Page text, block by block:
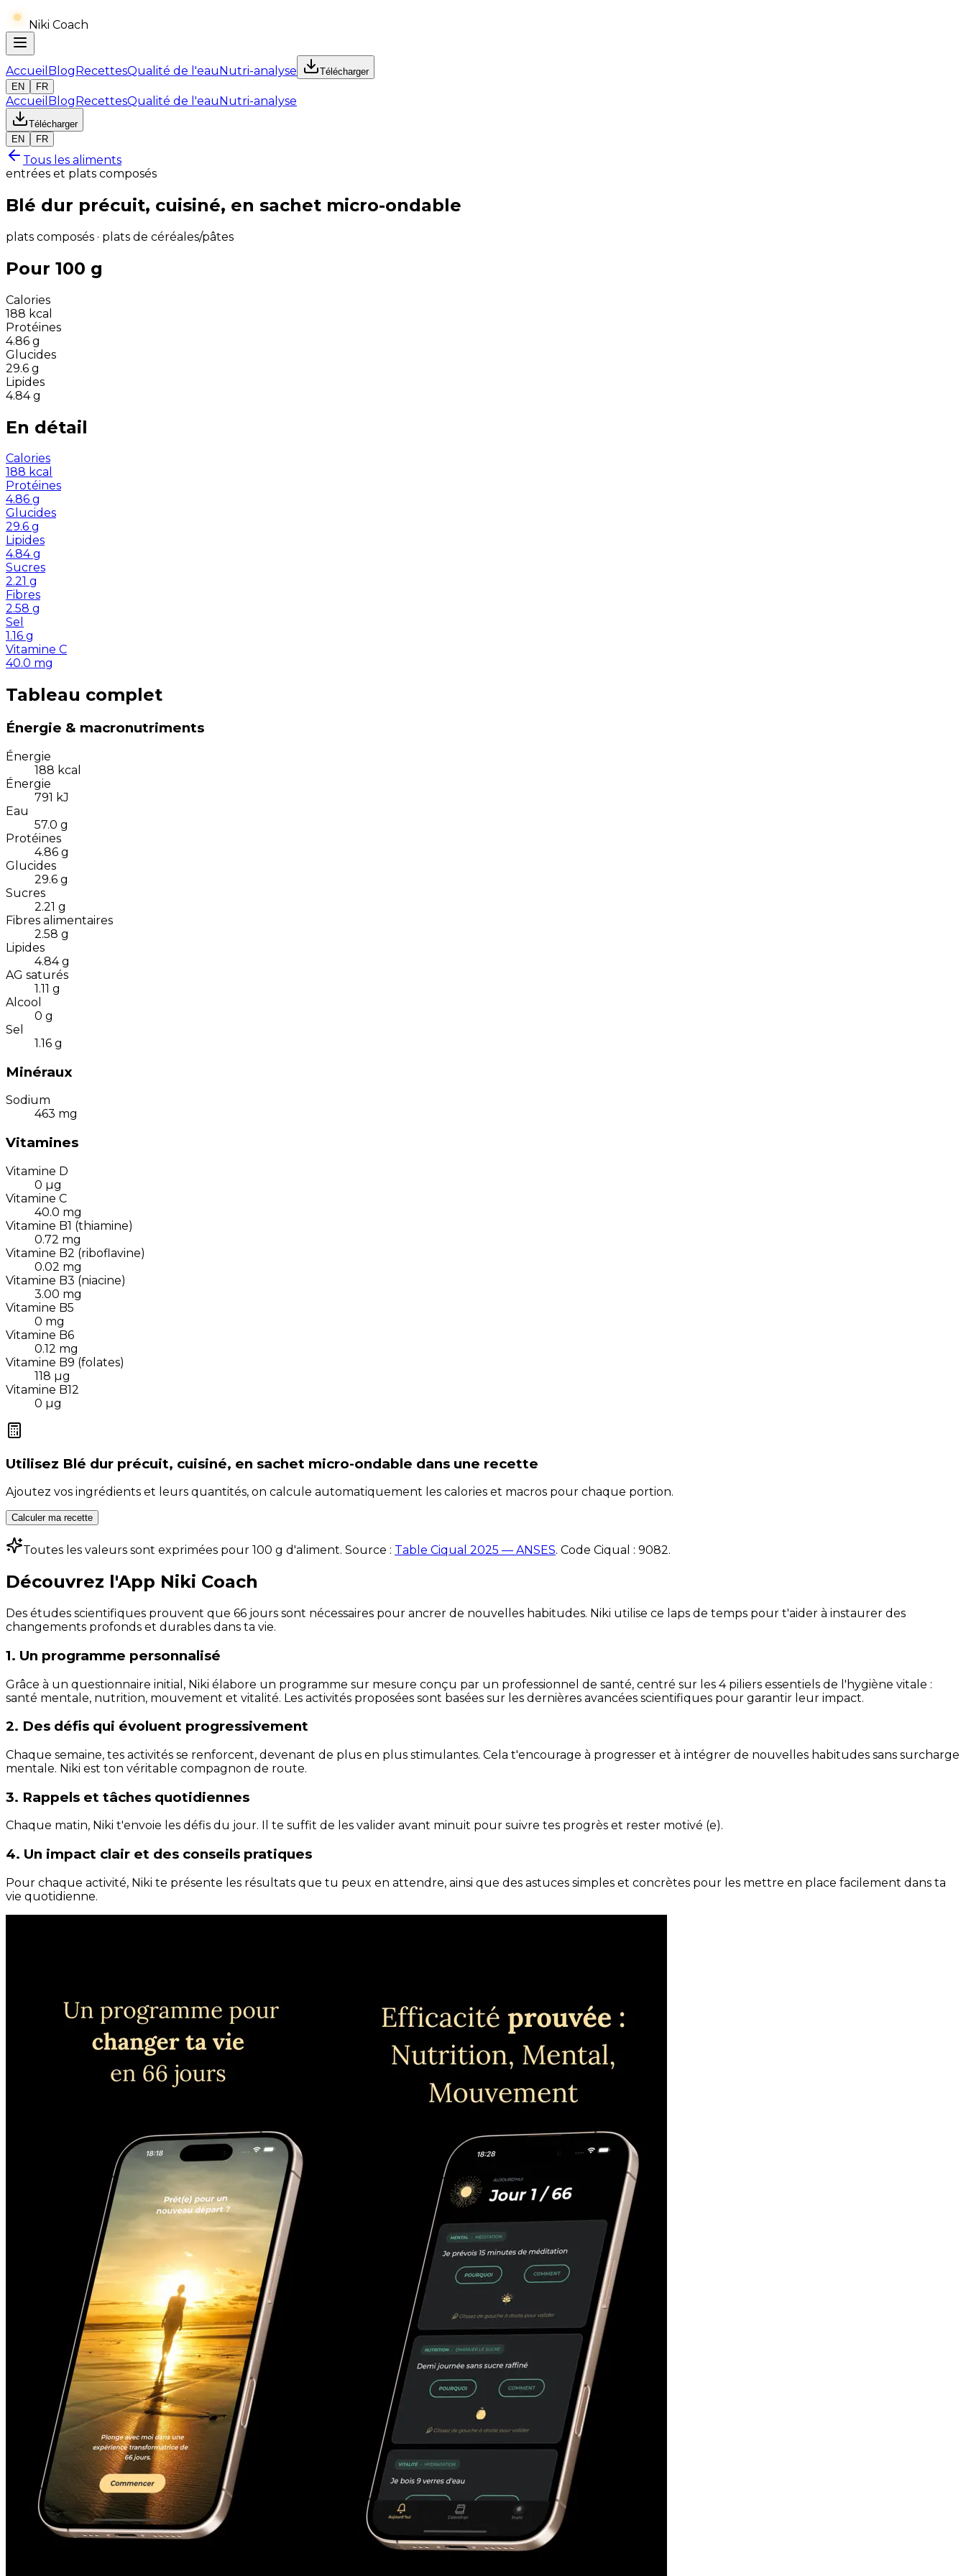
Niki Coach
Accueil BlogRecettesQualité de l'eauNutri-analyse
Télécharger
EN
FR
Accueil BlogRecettesQualité de l'eauNutri-analyse
Télécharger
EN
FR
Tous les aliments
entrées et plats composés
Blé dur précuit, cuisiné, en sachet micro-ondable
plats composés · plats de céréales/pâtes
Pour 100 g
Calories
188 kcal
Protéines
4.86 g
Glucides
29.6 g
Lipides
4.84 g
En détail
Calories
188 kcal
Protéines
4.86 g
Glucides
29.6 g
Lipides
4.84 g
Sucres
2.21 g
Fibres
2.58 g
Sel
1.16 g
Vitamine C
40.0 mg
Tableau complet
Énergie & macronutriments
Énergie
188 kcal
Énergie
791 kJ
Eau
57.0 g
Protéines
4.86 g
Glucides
29.6 g
Sucres
2.21 g
Fibres alimentaires
2.58 g
Lipides
4.84 g
AG saturés
1.11 g
Alcool
0 g
Sel
1.16 g
Minéraux
Sodium
463 mg
Vitamines
Vitamine D
0 µg
Vitamine C
40.0 mg
Vitamine B1 (thiamine)
0.72 mg
Vitamine B2 (riboflavine)
0.02 mg
Vitamine B3 (niacine)
3.00 mg
Vitamine B5
0 mg
Vitamine B6
0.12 mg
Vitamine B9 (folates)
118 µg
Vitamine B12
0 µg
Utilisez Blé dur précuit, cuisiné, en sachet micro-ondable dans une recette
Ajoutez vos ingrédients et leurs quantités, on calcule automatiquement les calories et macros pour chaque portion.
Calculer ma recette
Toutes les valeurs sont exprimées pour 100 g d'aliment. Source : Table Ciqual 2025 — ANSES. Code Ciqual : 9082.
Découvrez l'App Niki Coach
Des études scientifiques prouvent que 66 jours sont nécessaires pour ancrer de nouvelles habitudes. Niki utilise ce laps de temps pour t'aider à instaurer des
changements profonds et durables dans ta vie.
1. Un programme personnalisé
Grâce à un questionnaire initial, Niki élabore un programme sur mesure conçu par un professionnel de santé, centré sur les 4 piliers essentiels de l'hygiène vitale :
santé mentale, nutrition, mouvement et vitalité. Les activités proposées sont basées sur les dernières avancées scientifiques pour garantir leur impact.
2. Des défis qui évoluent progressivement
Chaque semaine, tes activités se renforcent, devenant de plus en plus stimulantes. Cela t'encourage à progresser et à intégrer de nouvelles habitudes sans surcharge
mentale. Niki est ton véritable compagnon de route.
3. Rappels et tâches quotidiennes
Chaque matin, Niki t'envoie les défis du jour. Il te suffit de les valider avant minuit pour suivre tes progrès et rester motivé (e).
4. Un impact clair et des conseils pratiques
Pour chaque activité, Niki te présente les résultats que tu peux en attendre, ainsi que des astuces simples et concrètes pour les mettre en place facilement dans ta
vie quotidienne.